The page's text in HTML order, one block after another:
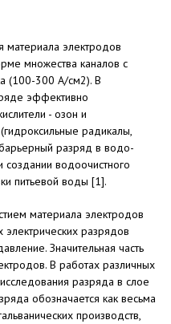
материала электродов
мно­жества каналов с
(100-300 А/см2). В
эффективно
- озон и
радикалы,
разряд в водо-
во­доочистного
питьевой воды [1].
материала электродов
электрических разрядов
Значительная часть
В рабо­тах различных
разряда в слое
обозначается как весьма
производств,